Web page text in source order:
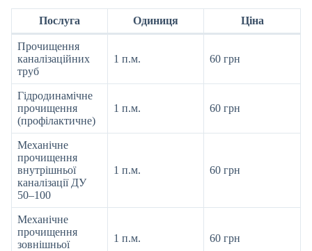
Послуга Одиниця Ціна
Прочищення
каналізаційних
труб
1 п.м. 60 грн
Гідродинамічне
прочищення
(профілактичне)
1 п.м. 60 грн
Механічне
прочищення
внутрішньої
каналізації ДУ
50–100
1 п.м. 60 грн
Механічне
прочищення
зовнішньої
1 п.м. 60 грн